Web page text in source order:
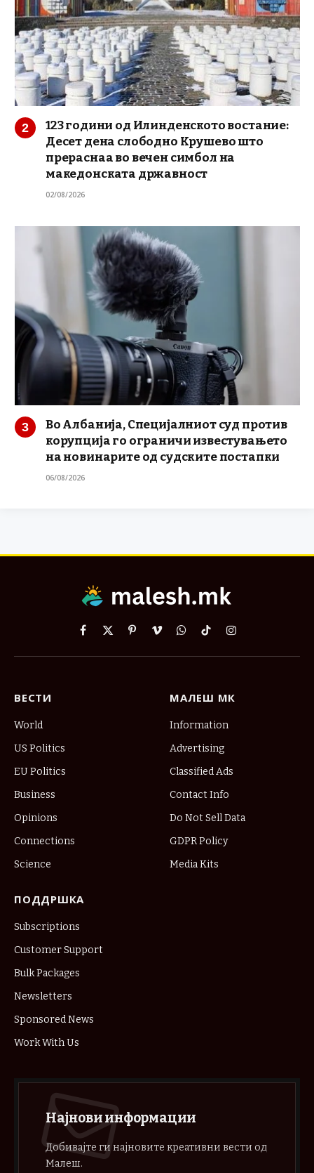
123 години од Илинденското востание:
Десет дена слободно Крушево што
прераснаа во вечен симбол на
македонската државност
02/08/2026
Во Албанија, Специјалниот суд против
корупција го ограничи известувањето
на новинарите од судските постапки
06/08/2026
Facebook
X
PinterestVimeoWhatsApp
TikTokInstagram
ВЕСТИ
World
US Politics
EU Politics
Business
Opinions
Connections
Science
МАЛЕШ МК
Information
Advertising
Classified Ads
Contact Info
Do Not Sell Data
GDPR Policy
Media Kits
ПОДДРШКА
Subscriptions
Customer Support
Bulk Packages
Newsletters
Sponsored News
Work With Us
Најнови информации
Добивајте ги најновите креативни вести од
Малеш.